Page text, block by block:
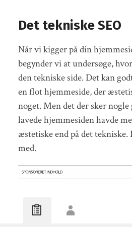
Det tekniske SEO
Når vi kigger på din
begynder vi at undersøge,
den tekniske side. Det kan
en flot hjemmeside, der
noget. Men det der sker nogle
lavede hjemmesiden havde
æstetiske end på det
med.